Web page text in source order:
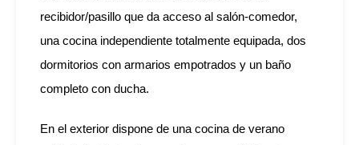
recibidor/pasillo que da acceso al salón-comedor,
una cocina independiente totalmente equipada, dos
dormitorios con armarios empotrados y un baño
completo con ducha.
En el exterior dispone de una cocina de verano